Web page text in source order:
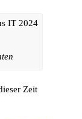
Zeit